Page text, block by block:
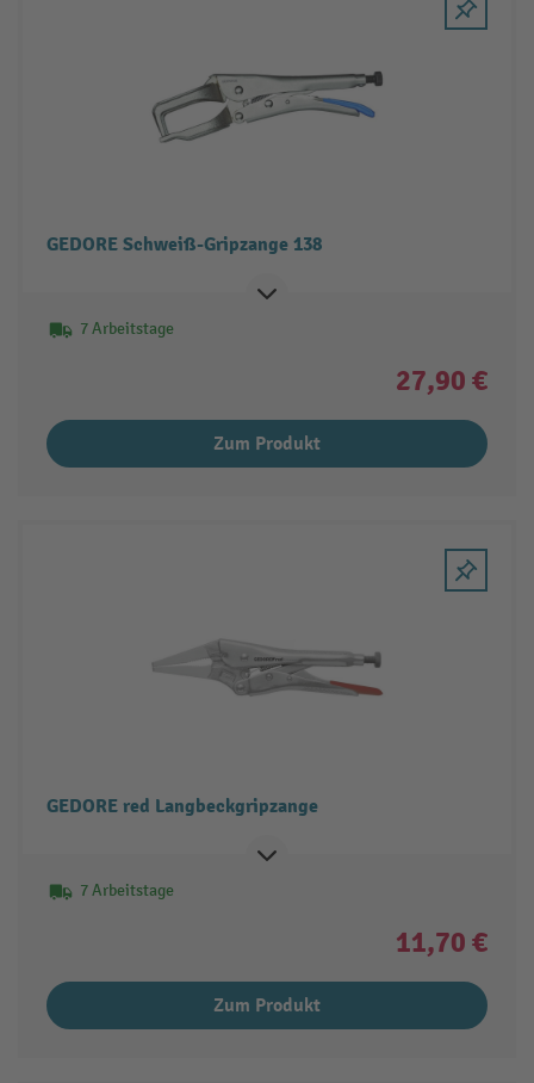
GEDORE Schweiß-Gripzange 138
7 Arbeitstage
27,90 €
Zum Produkt
GEDORE red Langbeckgripzange
7 Arbeitstage
11,70 €
Zum Produkt